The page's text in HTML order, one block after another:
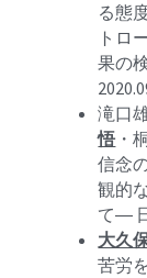
る態
トロ
果の
滝口
悟・
信念
観的
て―
大久
苦労